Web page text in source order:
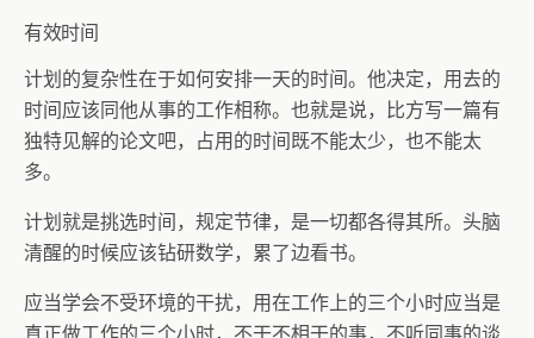
有效时间
计划的复杂性在于如何安排一天的时间。他决定，用去的
时间应该同他从事的工作相称。也就是说，比方写一篇有
独特见解的论文吧，占用的时间既不能太少，也不能太
多。
计划就是挑选时间，规定节律，是一切都各得其所。头脑
清醒的时候应该钻研数学，累了边看书。
应当学会不受环境的干扰，用在工作上的三个小时应当是
真正做工作的三个小时，不干不相干的事，不听同事的谈